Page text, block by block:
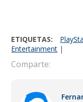
ETIQUETAS:
Entertainment |
Comparte: